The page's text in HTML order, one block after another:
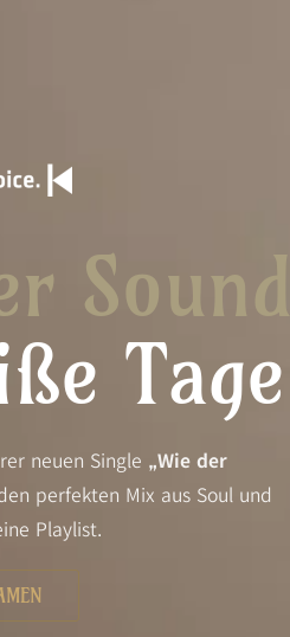
Sound
Tage
neuen Single „Wie der
perfekten Mix aus Soul und
Playlist.